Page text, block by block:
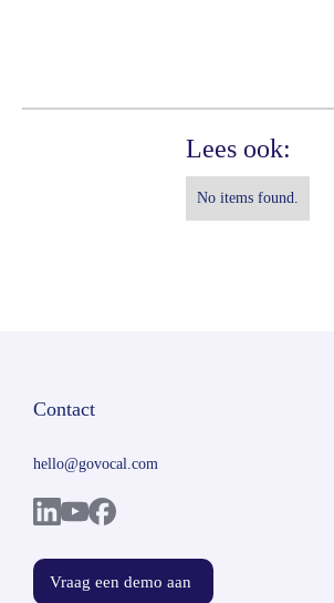
Lees ook:
No items found.
Contact
hello@govocal.com
Vraag een demo aan